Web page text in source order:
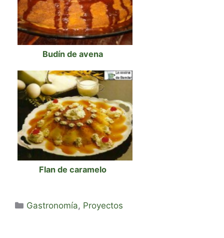
Budín de avena
Flan de caramelo
Categorías
Gastronomía, Proyectos